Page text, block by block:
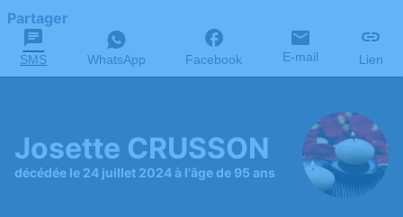
Partager
SMS WhatsApp Facebook E-mail Lien
Josette CRUSSON
décédée le 24 juillet 2024 à l'âge de 95 ans